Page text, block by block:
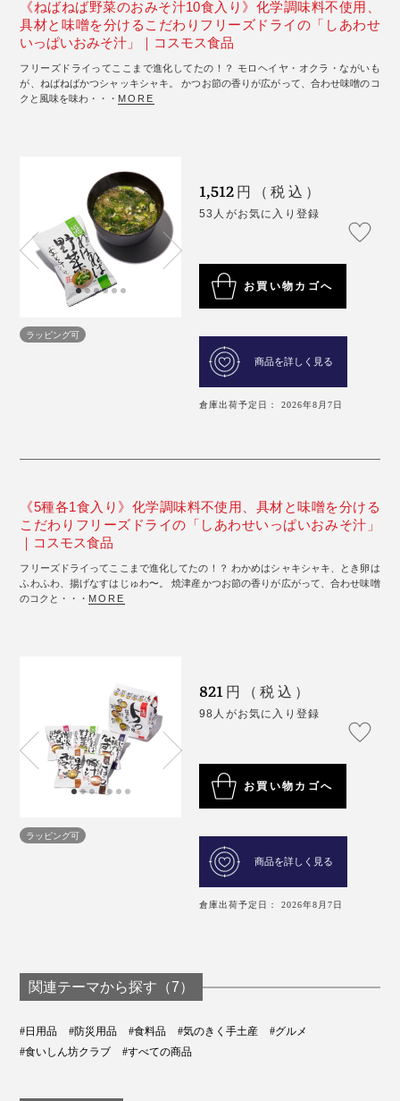
《ねばねば野菜のおみそ汁10食入り》化学調味料不使用、
具材と味噌を分けるこだわりフリーズドライの「しあわせ
いっぱいおみそ汁」｜コスモス食品
フリーズドライってここまで進化してたの！？ モロヘイヤ・オクラ・ながいも
が、ねばねばかつシャッキシャキ。 かつお節の香りが広がって、合わせ味噌のコ
クと風味を味わ・・・ MORE
ラッピング可
1,512 円（税込）
53人がお気に入り登録
お買い物カゴへ
商品を詳しく見る
倉庫出荷予定日： 2026年8月7日
《5種各1食入り》化学調味料不使用、具材と味噌を分ける
こだわりフリーズドライの「しあわせいっぱいおみそ汁」
｜コスモス食品
フリーズドライってここまで進化してたの！？ わかめはシャキシャキ、とき卵は
ふわふわ、揚げなすはじゅわ〜。 焼津産かつお節の香りが広がって、合わせ味噌
のコクと・・・ MORE
ラッピング可
821 円（税込）
98人がお気に入り登録
お買い物カゴへ
商品を詳しく見る
倉庫出荷予定日： 2026年8月7日
関連テーマから探す（7）
#日用品 #防災用品 #食料品 #気のきく手土産
#グルメ
#食いしん坊クラブ
#すべての商品